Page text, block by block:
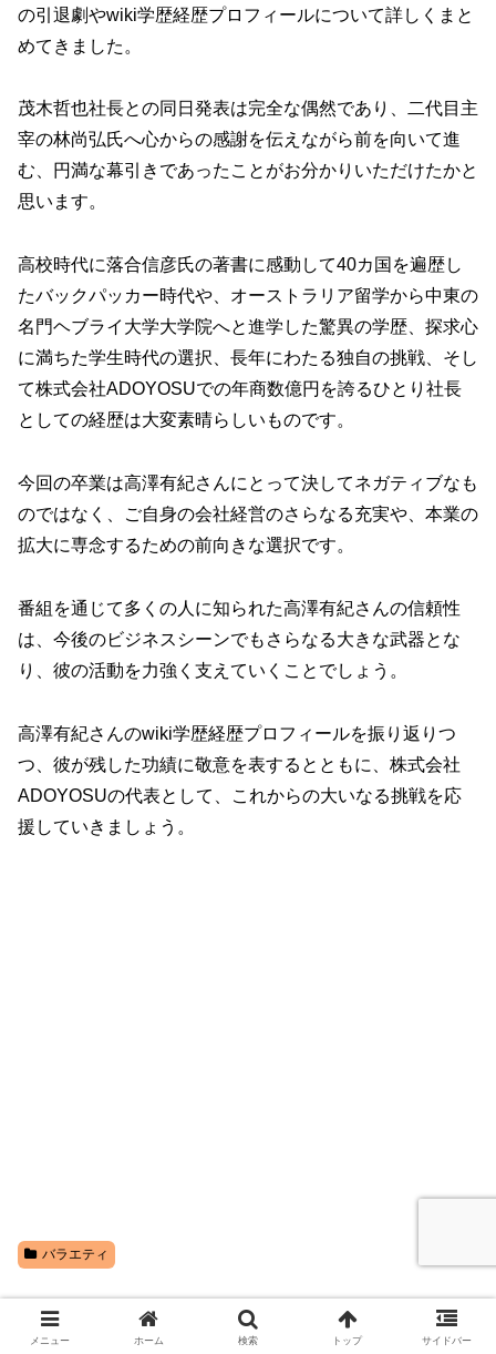
の引退劇やwiki学歴経歴プロフィールについて詳しくまと
めてきました。
茂木哲也社長との同日発表は完全な偶然であり、二代目主
宰の林尚弘氏へ心からの感謝を伝えながら前を向いて進
む、円満な幕引きであったことがお分かりいただけたかと
思います。
高校時代に落合信彦氏の著書に感動して40カ国を遍歴し
たバックパッカー時代や、オーストラリア留学から中東の
名門ヘブライ大学大学院へと進学した驚異の学歴、探求心
に満ちた学生時代の選択、長年にわたる独自の挑戦、そし
て株式会社ADOYOSUでの年商数億円を誇るひとり社長
としての経歴は大変素晴らしいものです。
今回の卒業は高澤有紀さんにとって決してネガティブなも
のではなく、ご自身の会社経営のさらなる充実や、本業の
拡大に専念するための前向きな選択です。
番組を通じて多くの人に知られた高澤有紀さんの信頼性
は、今後のビジネスシーンでもさらなる大きな武器とな
り、彼の活動を力強く支えていくことでしょう。
高澤有紀さんのwiki学歴経歴プロフィールを振り返りつ
つ、彼が残した功績に敬意を表するとともに、株式会社
ADOYOSUの代表として、これからの大いなる挑戦を応
援していきましょう。
バラエティ
コメント
メニュー ホーム 検索 トップ サイドバー